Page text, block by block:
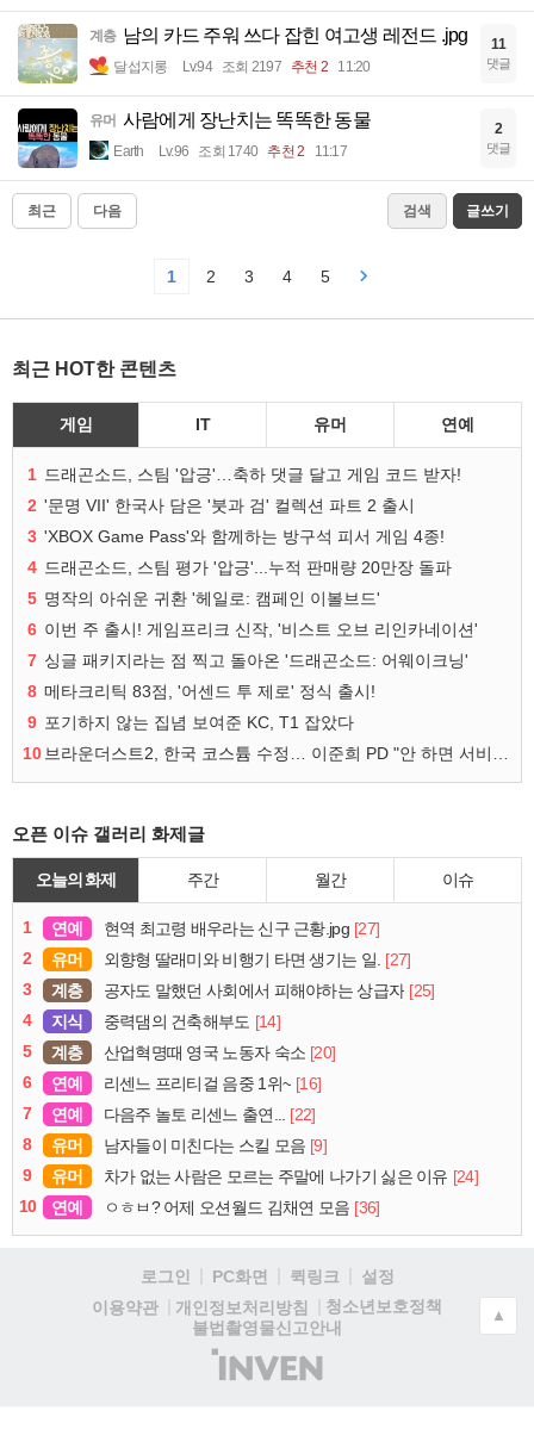
계층 남의 카드 주워 쓰다 잡힌 여고생 레전드 .jpg
달섭지롱 Lv.94 조회 2197 추천 2 11:20
11
댓글
유머 사람에게 장난치는 똑똑한 동물
Earth Lv.96 조회 1740 추천 2 11:17
2
댓글
최근 다음 검색 글쓰기
1 2 3 4 5
최근 HOT한 콘텐츠
게임 IT 유머 연예
1 드래곤소드, 스팀 '압긍'…축하 댓글 달고 게임 코드 받자!
2 '문명 VII' 한국사 담은 '붓과 검' 컬렉션 파트 2 출시
3 'XBOX Game Pass'와 함께하는 방구석 피서 게임 4종!
4 드래곤소드, 스팀 평가 '압긍'...누적 판매량 20만장 돌파
5 명작의 아쉬운 귀환 '헤일로: 캠페인 이볼브드'
6 이번 주 출시! 게임프리크 신작, '비스트 오브 리인카네이션'
7 싱글 패키지라는 점 찍고 돌아온 '드래곤소드: 어웨이크닝'
8 메타크리틱 83점, '어센드 투 제로' 정식 출시!
9 포기하지 않는 집념 보여준 KC, T1 잡았다
10
오픈 이슈 갤러리 화제글
오늘의 화제 주간 월간 이슈
1 연예 현역 최고령 배우라는 신구 근황.jpg [27]
2
유머 외향형 딸래미와 비행기 타면 생기는 일. [27]
3
계층 공자도 말했던 사회에서 피해야하는 상급자 [25]
4
지식 중력댐의 건축해부도 [14]
5
계층 산업혁명때 영국 노동자 숙소 [20]
6
연예 리센느 프리티걸 음중 1위~ [16]
7
연예 다음주 놀토 리센느 출연...
[22]
8
유머 남자들이 미친다는 스킬 모음 [9]
9
유머 차가 없는 사람은 모르는 주말에 나가기 싫은 이유 [24]
10
연예 ㅇㅎㅂ? 어제 오션월드 김채연 모음 [36]
로그인 PC화면 퀵링크
설정
이용약관
개인정보처리방침
청소년보호정책
불법촬영물신고안내
(주)
인
▲